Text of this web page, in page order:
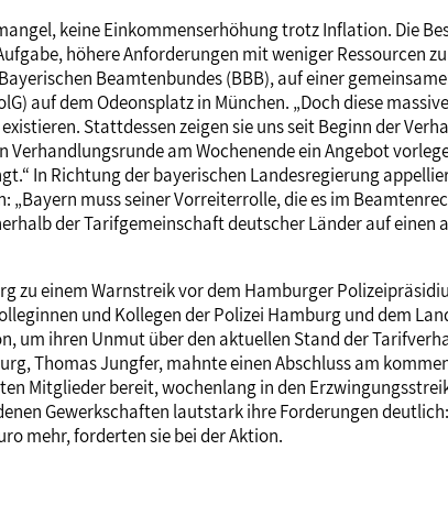
keine Einkommenserhöhung trotz Inflation. Die
höhere Anforderungen mit weniger Ressourcen
Beamtenbundes (BBB), auf einer
auf dem Odeonsplatz in München. „Doch diese
Stattdessen zeigen sie uns seit Beginn der
Verhandlungsrunde am Wochenende ein Angebot
In Richtung der bayerischen Landesregierung
„Bayern muss seiner Vorreiterrolle, die es im
der Tarifgemeinschaft deutscher Länder auf einen
zu einem Warnstreik vor dem Hamburger
und Kollegen der Polizei Hamburg und dem
um ihren Unmut über den aktuellen Stand der
Thomas Jungfer, mahnte einen Abschluss am
Mitglieder bereit, wochenlang in den
Gewerkschaften lautstark ihre Forderungen
mehr, forderten sie bei der Aktion.